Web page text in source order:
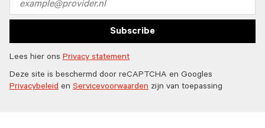
address
Subscribe
Lees hier ons Privacy statement
Deze site is beschermd door reCAPTCHA en Googles
Privacybeleid en Servicevoorwaarden zijn van toepassing